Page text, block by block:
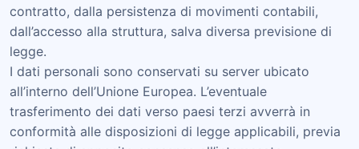
contratto, dalla persistenza di movimenti contabili,
dall’accesso alla struttura, salva diversa previsione di
legge.
I dati personali sono conservati su server ubicato
all’interno dell’Unione Europea. L’eventuale
trasferimento dei dati verso paesi terzi avverrà in
conformità alle disposizioni di legge applicabili, previa